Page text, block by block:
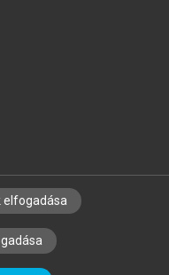
ALAPELVEK
elfogadása